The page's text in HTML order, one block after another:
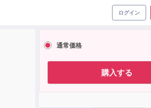
ログイン
通常価格
購入する